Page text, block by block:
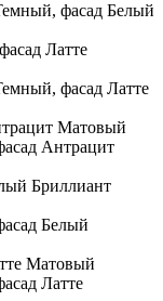
фасад Белый
фасад Латте
Антрацит
Белый
Латте